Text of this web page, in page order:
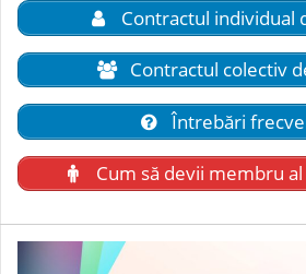
Contractul individual
Contractul colectiv
Întrebări
Cum să devii membru